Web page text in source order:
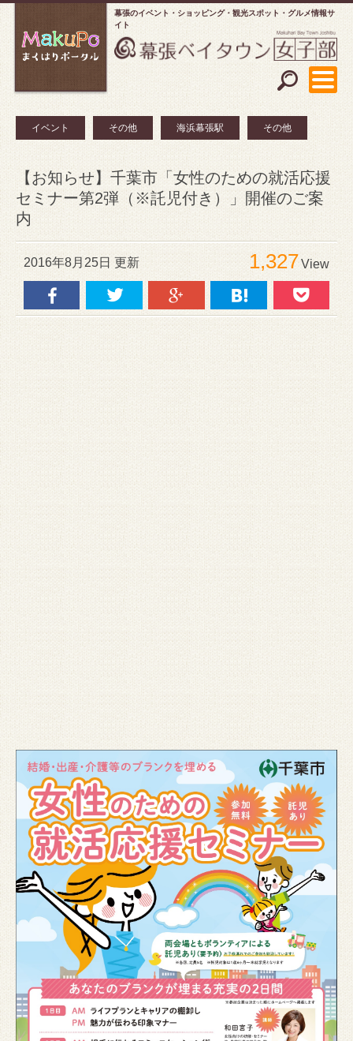
幕張のイベント・ショッピング
観光スポット・グルメ情報サ
イト
イベント その他 海浜幕張駅 その他
【お知らせ】千葉市「女性のための就活応援
セミナー第2弾（※託児付き）」開催のご案
内
2016年8月25日 更新 1,327View